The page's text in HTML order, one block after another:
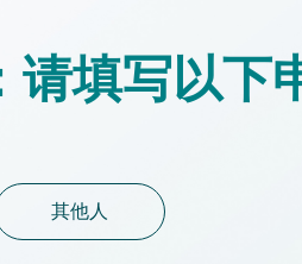
请填写以下
其他人